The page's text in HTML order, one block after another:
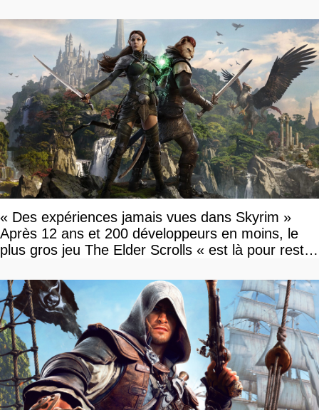
« Des expériences jamais vues dans Skyrim »
Après 12 ans et 200 développeurs en moins, le
plus gros jeu The Elder Scrolls « est là pour rester